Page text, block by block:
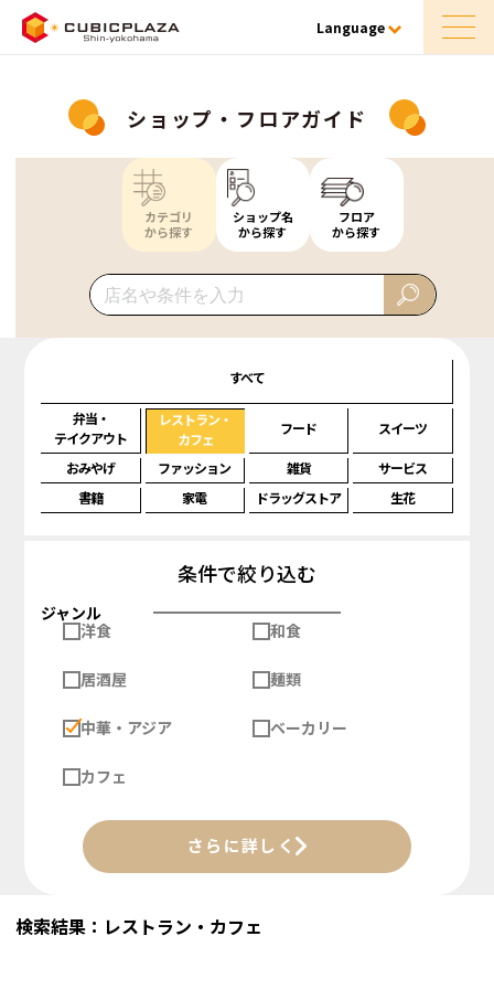
Language
ショップ・フロアガイド
カテゴリ
から探す
ショップ名
から探す
フロア
から探す
すべて
弁当・
テイクアウト
レストラン・
カフェ
フード スイーツ
おみやげ ファッション 雑貨
サービス
書籍
家電 ドラッグストア 生花
条件で絞り込む
ジャンル
洋食
和食
居酒屋 麺類
中華・アジア ベーカリー
カフェ
さらに詳しく
検索結果：レストラン・カフェ